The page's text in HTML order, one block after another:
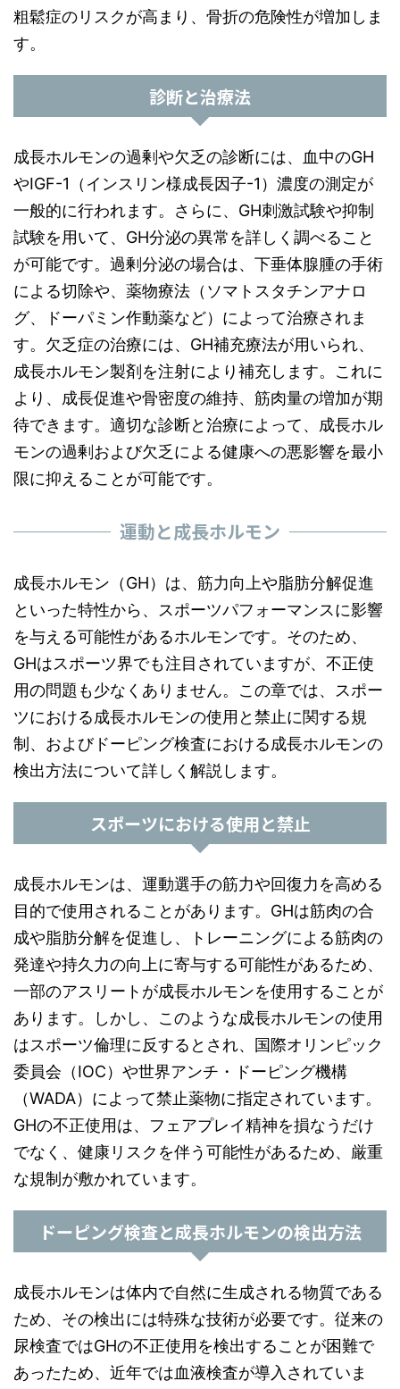
粗鬆症のリスクが高まり、骨折の危険性が増加しま
す。
診断と治療法
成長ホルモンの過剰や欠乏の診断には、血中のGH
やIGF-1（インスリン様成長因子-1）濃度の測定が
一般的に行われます。さらに、GH刺激試験や抑制
試験を用いて、GH分泌の異常を詳しく調べること
が可能です。過剰分泌の場合は、下垂体腺腫の手術
による切除や、薬物療法（ソマトスタチンアナロ
グ、ドーパミン作動薬など）によって治療されま
す。欠乏症の治療には、GH補充療法が用いられ、
成長ホルモン製剤を注射により補充します。これに
より、成長促進や骨密度の維持、筋肉量の増加が期
待できます。適切な診断と治療によって、成長ホル
モンの過剰および欠乏による健康への悪影響を最小
限に抑えることが可能です。
運動と成長ホルモン
成長ホルモン（GH）は、筋力向上や脂肪分解促進
といった特性から、スポーツパフォーマンスに影響
を与える可能性があるホルモンです。そのため、
GHはスポーツ界でも注目されていますが、不正使
用の問題も少なくありません。この章では、スポー
ツにおける成長ホルモンの使用と禁止に関する規
制、およびドーピング検査における成長ホルモンの
検出方法について詳しく解説します。
スポーツにおける使用と禁止
成長ホルモンは、運動選手の筋力や回復力を高める
目的で使用されることがあります。GHは筋肉の合
成や脂肪分解を促進し、トレーニングによる筋肉の
発達や持久力の向上に寄与する可能性があるため、
一部のアスリートが成長ホルモンを使用することが
あります。しかし、このような成長ホルモンの使用
はスポーツ倫理に反するとされ、国際オリンピック
委員会（IOC）や世界アンチ・ドーピング機構
（WADA）によって禁止薬物に指定されています。
GHの不正使用は、フェアプレイ精神を損なうだけ
でなく、健康リスクを伴う可能性があるため、厳重
な規制が敷かれています。
ドーピング検査と成長ホルモンの検出方法
成長ホルモンは体内で自然に生成される物質である
ため、その検出には特殊な技術が必要です。従来の
尿検査ではGHの不正使用を検出することが困難で
あったため、近年では血液検査が導入されていま